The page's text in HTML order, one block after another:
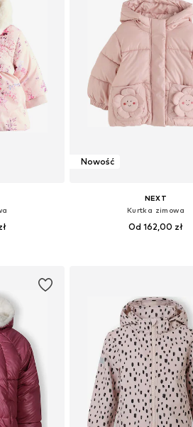
Nowość
NEXT
Kurtka zimowa
Od 162,00 zł